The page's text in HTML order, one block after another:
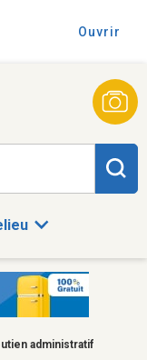
Ouvrir
administratif